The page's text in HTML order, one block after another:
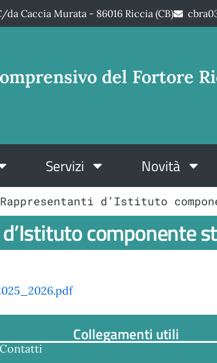
da Caccia Murata - 86016 Riccia (CB)
del Fortore
Servizi Novità
Rappresentanti d’Istituto
componente
Collegamenti utili
Contatti